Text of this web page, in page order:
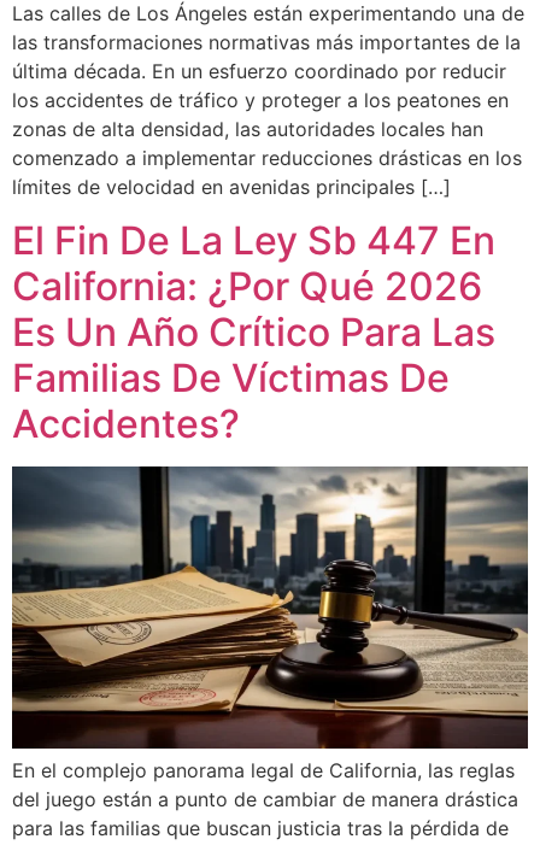
Las calles de Los Ángeles están experimentando una de
las transformaciones normativas más importantes de la
última década. En un esfuerzo coordinado por reducir
los accidentes de tráfico y proteger a los peatones en
zonas de alta densidad, las autoridades locales han
comenzado a implementar reducciones drásticas en los
límites de velocidad en avenidas principales […]
El Fin De La Ley Sb 447 En
California: ¿Por Qué 2026
Es Un Año Crítico Para Las
Familias De Víctimas De
Accidentes?
En el complejo panorama legal de California, las reglas
del juego están a punto de cambiar de manera drástica
para las familias que buscan justicia tras la pérdida de